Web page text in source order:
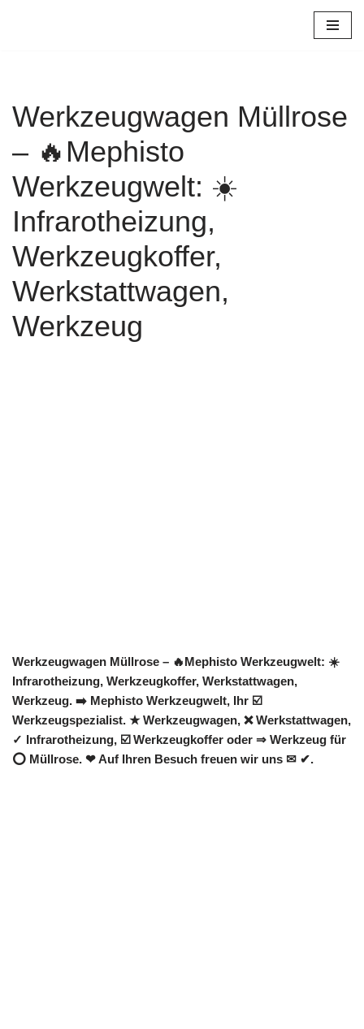
Werkzeugwagen Müllrose
– 🔥Mephisto
Werkzeugwelt: ☀️
Infrarotheizung,
Werkzeugkoffer,
Werkstattwagen,
Werkzeug
Werkzeugwagen Müllrose – 🔥Mephisto Werkzeugwelt: ☀️
Infrarotheizung, Werkzeugkoffer, Werkstattwagen,
Werkzeug. ➡️ Mephisto Werkzeugwelt, Ihr ☑️
Werkzeugspezialist. ★ Werkzeugwagen, ❌ Werkstattwagen,
✓ Infrarotheizung, ☑️ Werkzeugkoffer oder ⇒ Werkzeug für
⭕ Müllrose. ❤ Auf Ihren Besuch freuen wir uns ✉ ✔.